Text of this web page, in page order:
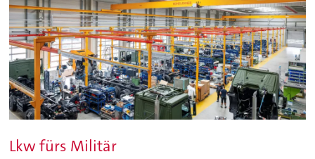
Lkw fürs Militär